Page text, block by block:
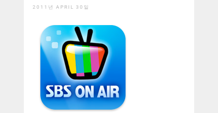
2011년 APRIL 30일